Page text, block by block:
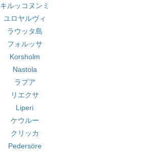
キルッコヌンミ
ユロヤルヴィ
ラウッタ島
フォルッサ
Korsholm
Nastola
ラプア
リエクサ
Liperi
ケウルー
クリッカ
Pedersöre